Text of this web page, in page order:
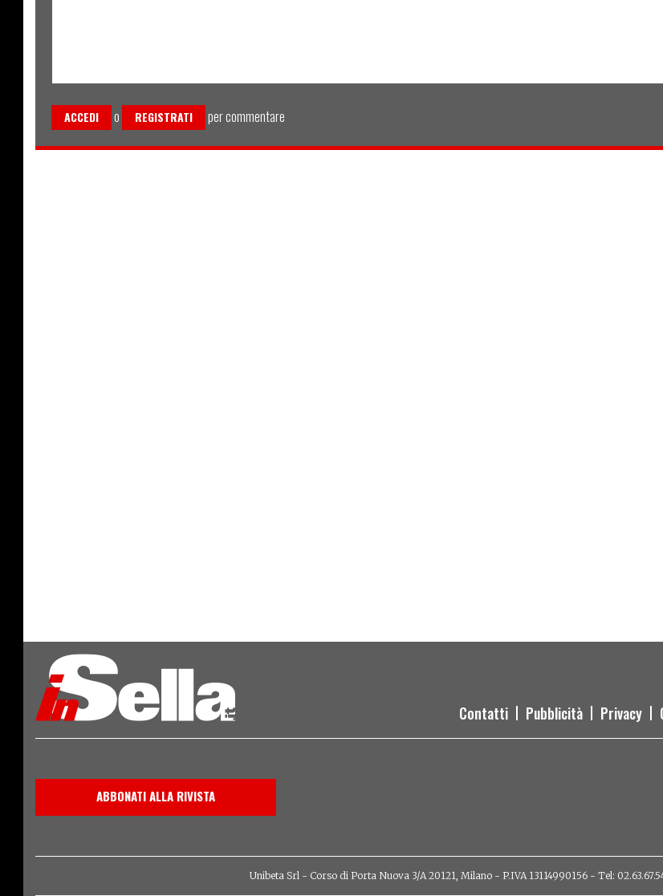
ACCEDI o REGISTRATI per commentare
Contatti Pubblicità Privacy
ABBONATI ALLA RIVISTA
Unibeta Srl - Corso di Porta Nuova 3/A 20121, Milano - P.IVA 13114990156 - Tel: